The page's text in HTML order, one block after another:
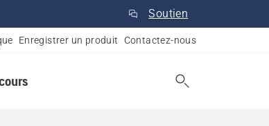
Soutien
Enregistrer un produit Contactez-nous